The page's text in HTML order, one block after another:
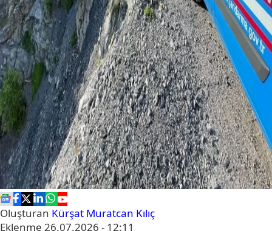
Oluşturan Kürşat Muratcan Kılıç
Eklenme 26.07.2026 - 12:11